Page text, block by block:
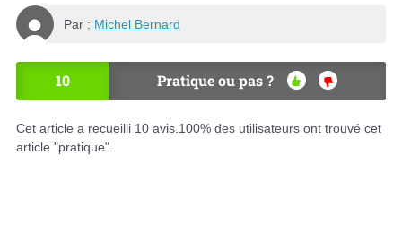
Par : Michel Bernard
10 Pratique ou pas ?
OU
NO
N
Cet article a recueilli 10 avis.100% des utilisateurs ont trouvé cet
article "pratique".